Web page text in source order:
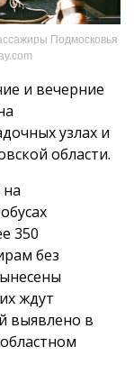
Подмосковья
и вечерние
узлах и
области.
350
без
ждут
выявлено в